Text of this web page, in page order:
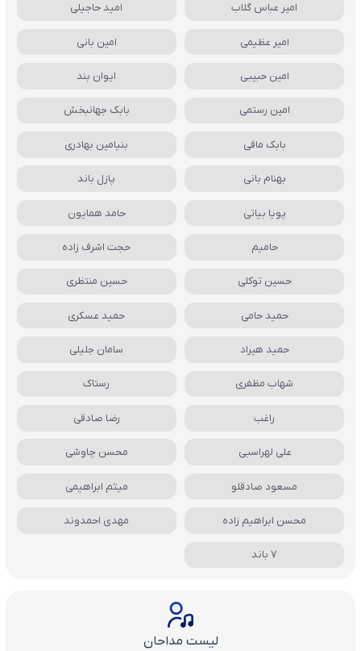
امیر عباس گلاب امید حاجیلی
امیر عظیمی امین بانی
امین حبیبی ایوان بند
امین رستمی بابک جهانبخش
بابک مافی بنیامین بهادری
بهنام بانی پازل باند
پویا بیاتی حامد همایون
حامیم حجت اشرف زاده
حسین توکلی حسین منتظری
حمید حامی حمید عسکری
حمید هیراد سامان جلیلی
شهاب مظفری رستاک
راغب رضا صادقی
علی لهراسبی محسن چاوشی
مسعود صادقلو میثم ابراهیمی
محسن ابراهیم زاده مهدی احمدوند
7 باند
لیست مداحان